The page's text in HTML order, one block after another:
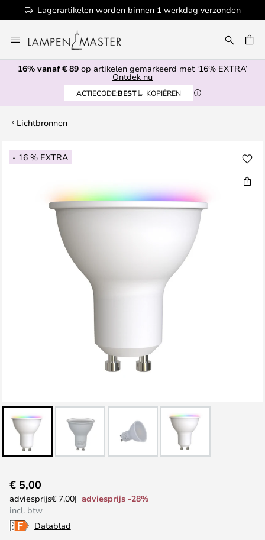
Lagerartikelen worden binnen 1 werkdag verzonden
naar
de
inhoud
16% vanaf € 89 op artikelen gemarkeerd met ‘16% EXTRA’
Ontdek nu
ACTIECODE:BEST KOPIËREN
Lichtbronnen
- 16 % EXTRA
Ga
naar
afbeeldingen-
naar
het
begin
van
€ 5,00
adviesprijs€ 7,00
adviesprijs -28%
incl. btw
Datablad